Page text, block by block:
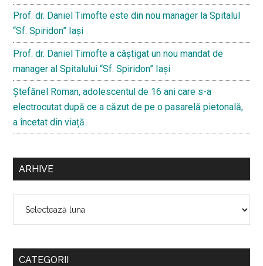
Prof. dr. Daniel Timofte este din nou manager la Spitalul
“Sf. Spiridon” Iaşi
Prof. dr. Daniel Timofte a câștigat un nou mandat de
manager al Spitalului “Sf. Spiridon” Iași
Ştefănel Roman, adolescentul de 16 ani care s-a
electrocutat după ce a căzut de pe o pasarelă pietonală,
a încetat din viață
ARHIVE
CATEGORII